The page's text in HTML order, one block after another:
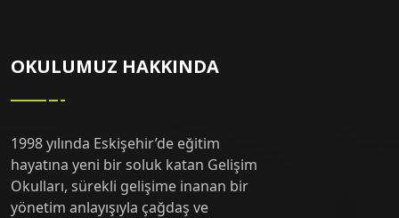
OKULUMUZ HAKKINDA
1998 yılında Eskişehir’de eğitim
hayatına yeni bir soluk katan Gelişim
Okulları, sürekli gelişime inanan bir
yönetim anlayışıyla çağdaş ve